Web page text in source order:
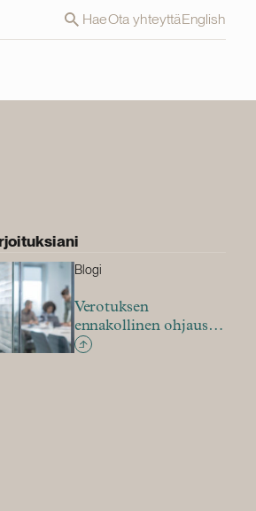
HaeOta yhteyttäEnglish
Blogi
Verotuksen
ennakollinen ohjaus –
palvelu, jota tarvitaan